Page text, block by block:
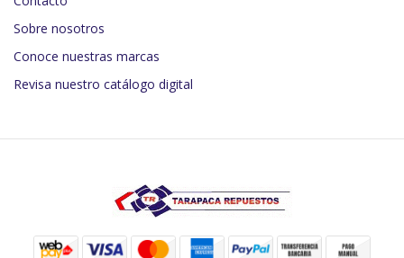
Sobre nosotros
Conoce nuestras marcas
Revisa nuestro catálogo digital